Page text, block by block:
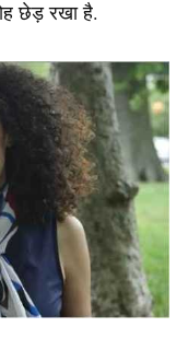
छेड़ रखा है.